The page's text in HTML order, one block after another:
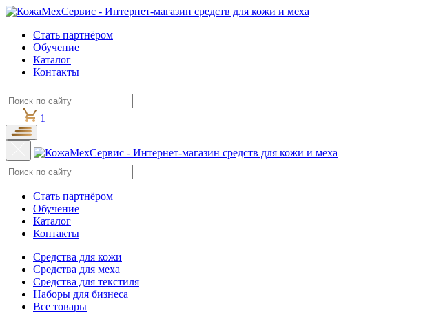
Стать партнёром
Обучение
Каталог
Контакты
1
Стать партнёром
Обучение
Каталог
Контакты
Средства для кожи
Средства для меха
Средства для текстиля
Наборы для бизнеса
Все товары